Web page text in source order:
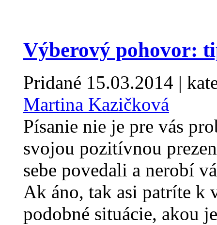
Výberový pohovor:
Pridané 15.03.2014 |
Martina Kazičková
Písanie nie je pre vás
svojou pozitívnou
sebe povedali a nerobí
Ak áno, tak asi patríte
podobné situácie, akou